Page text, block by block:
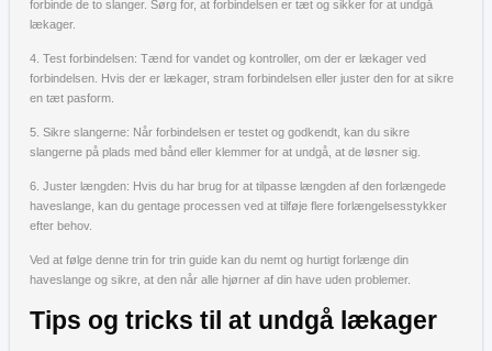
forbinde de to slanger. Sørg for, at forbindelsen er tæt og sikker for at undgå
lækager.
4. Test forbindelsen: Tænd for vandet og kontroller, om der er lækager ved
forbindelsen. Hvis der er lækager, stram forbindelsen eller juster den for at sikre
en tæt pasform.
5. Sikre slangerne: Når forbindelsen er testet og godkendt, kan du sikre
slangerne på plads med bånd eller klemmer for at undgå, at de løsner sig.
6. Juster længden: Hvis du har brug for at tilpasse længden af den forlængede
haveslange, kan du gentage processen ved at tilføje flere forlængelsesstykker
efter behov.
Ved at følge denne trin for trin guide kan du nemt og hurtigt forlænge din
haveslange og sikre, at den når alle hjørner af din have uden problemer.
Tips og tricks til at undgå lækager